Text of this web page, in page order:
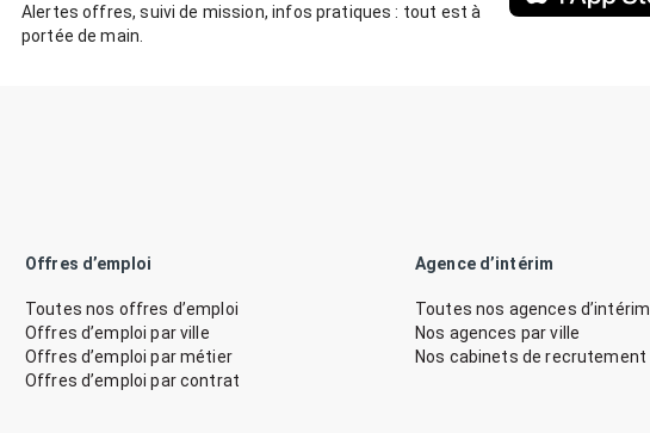
Alertes offres, suivi de mission, infos pratiques : tout est à
portée de main.
Offres d’emploi
Toutes nos offres d’emploi
Offres d’emploi par ville
Offres d’emploi par métier
Offres d’emploi par contrat
Agence d’intérim
Toutes nos agences d’intérim
Nos agences par ville
Nos cabinets de recrutement